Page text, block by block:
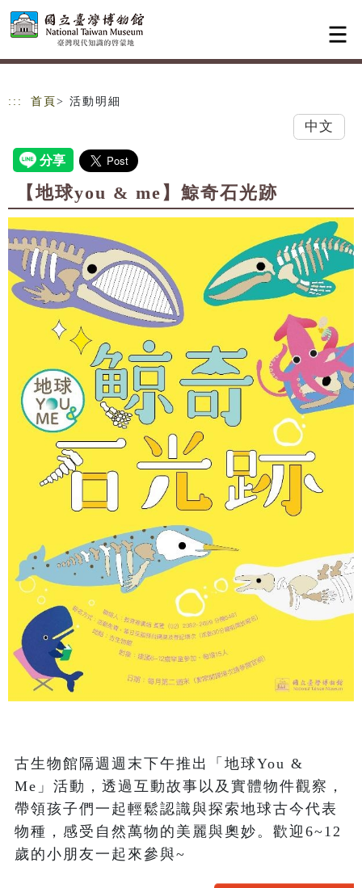
跳到主要內容
網站導覽
::: 首頁 > 活動明細
中文
【地球you & me】鯨奇石光跡
古生物館隔週週末下午推出「地球You &
Me」活動，透過互動故事以及實體物件觀察，
帶領孩子們一起輕鬆認識與探索地球古今代表
物種，感受自然萬物的美麗與奧妙。歡迎6~12
歲的小朋友一起來參與~